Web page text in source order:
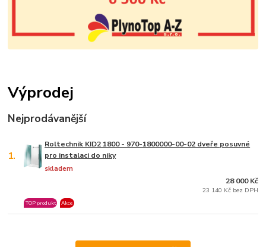
Výprodej
Nejprodávanější
1.
Roltechnik KID2 1800 - 970-1800000-00-02 dveře posuvné
pro instalaci do niky
skladem
TOP produkt Akce
28 000 Kč
23 140 Kč bez DPH